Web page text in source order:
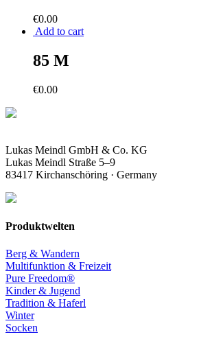
€0.00
Add to cart
85 M
€0.00
Lukas Meindl GmbH & Co. KG
Lukas Meindl Straße 5–9
83417 Kirchanschöring · Germany
Produktwelten
Berg & Wandern
Multifunktion & Freizeit
Pure Freedom®
Kinder & Jugend
Tradition & Haferl
Winter
Socken